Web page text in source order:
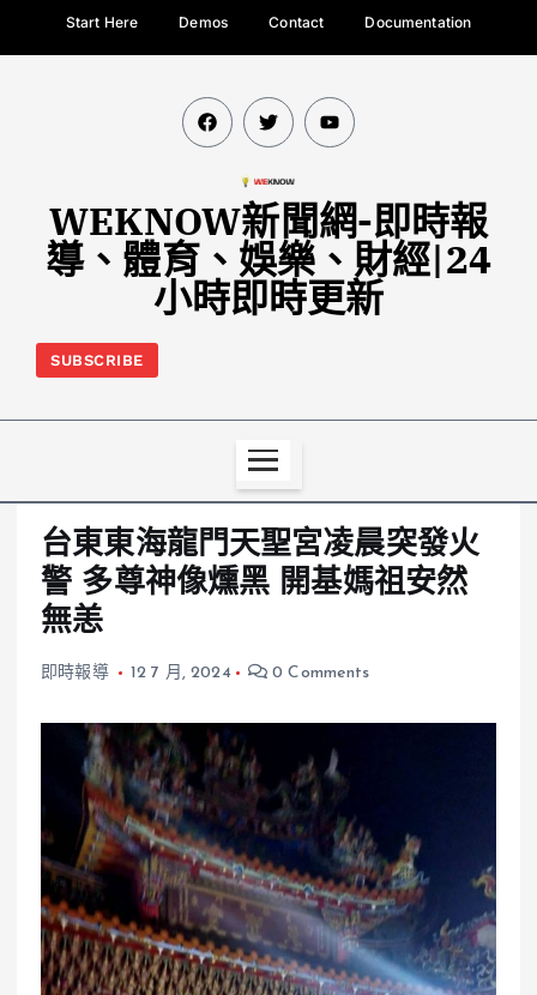
Start Here Demos Contact Documentation
WEKNOW新聞網-即時報
導、體育、娛樂、財經|24
小時即時更新
SUBSCRIBE
台東東海龍門天聖宮凌晨突發火
警 多尊神像燻黑 開基媽祖安然
無恙
即時報導 12 7 月, 2024 0 Comments